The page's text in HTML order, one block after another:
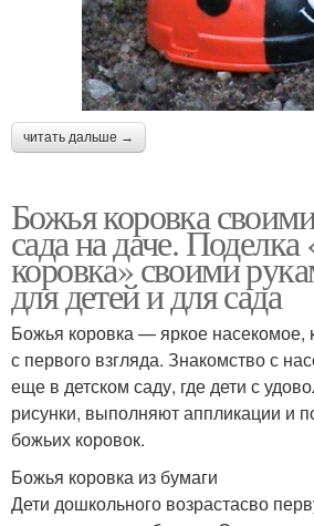
читать дальше →
Божья коровка
сада на даче.
коровка» своими
для детей и для сада
Божья коровка — яркое насекомое,
с первого взгляда. Знакомство с
еще в детском саду, где дети с
рисунки, выполняют аппликации и
божьих коровок.
Божья коровка из бумаги
Дети дошкольного возрастасво